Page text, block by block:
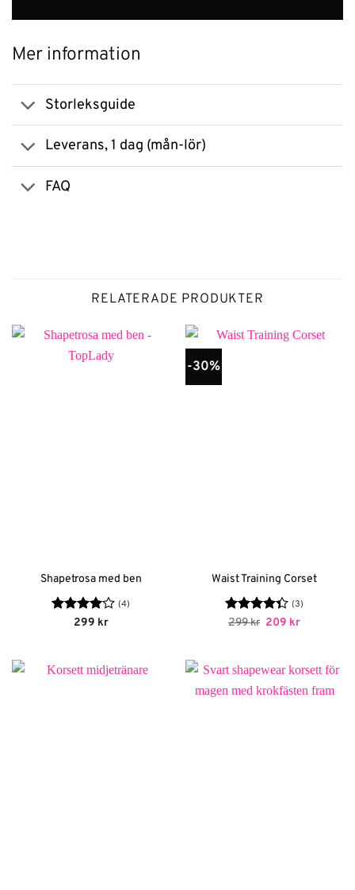
Mer information
Storleksguide
Leverans, 1 dag (mån-lör)
FAQ
RELATERADE PRODUKTER
Shapetrosa med ben
Betygsatt
(4)
299 kr
-30%
Waist Training Corset
Betygsatt
(3)
299kr Det
299 kr.
209 krDet
209 kr.